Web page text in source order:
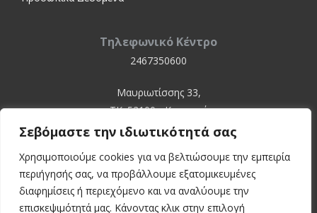
Σεβόμαστε την ιδιωτικότητά σας
Χρησιμοποιούμε cookies για να βελτιώσουμε την εμπειρία
περιήγησής σας, να προβάλλουμε εξατομικευμένες
διαφημίσεις ή περιεχόμενο και να αναλύουμε την
επισκεψιμότητά μας. Κάνοντας κλικ στην επιλογή
Τηλεφωνικό Κέντρο
2467350600
Μαυριωτίσσης 33,
ΤΚ. 52100 - Καστοριά